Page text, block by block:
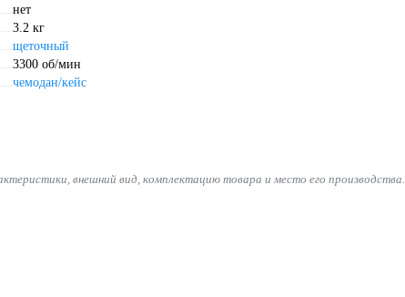
нет
3.2 кг
щеточный
3300 об/мин
чемодан/кейс
внешний вид, комплектацию товара и место его производства.